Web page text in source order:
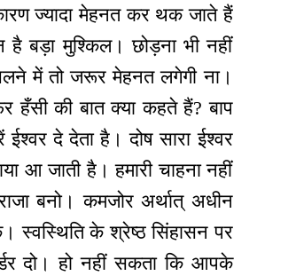
ज्यादा मेहनत कर थक जाते हैं
बड़ा मुश्किल। छोड़ना भी नहीं
में तो जरूर मेहनत लगेगी ना।
हँसी की बात क्या कहते हैं? बाप
दे देता है। दोष सारा ईश्वर
आ जाती है। हमारी चाहना नहीं
बनो। कमजोर अर्थात् अधीन
स्वस्थिति के श्रेष्ठ सिंहासन पर
दो। हो नहीं सकता कि आपके